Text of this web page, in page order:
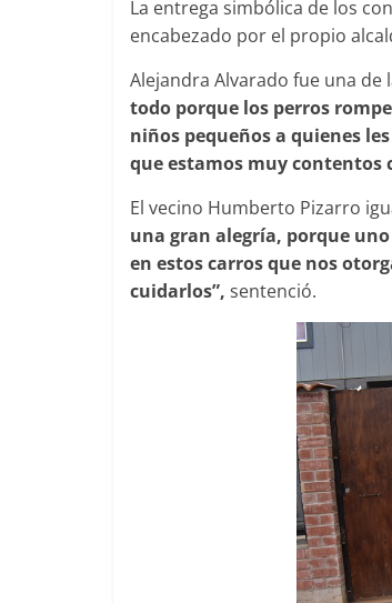
La entrega simbólica de los
encabezado por el propio
Alejandra Alvarado fue una de
todo porque los perros
niños pequeños a quienes
que estamos muy contentos
El vecino Humberto Pizarro
una gran alegría, porque
en estos carros que nos
cuidarlos”, sentenció.